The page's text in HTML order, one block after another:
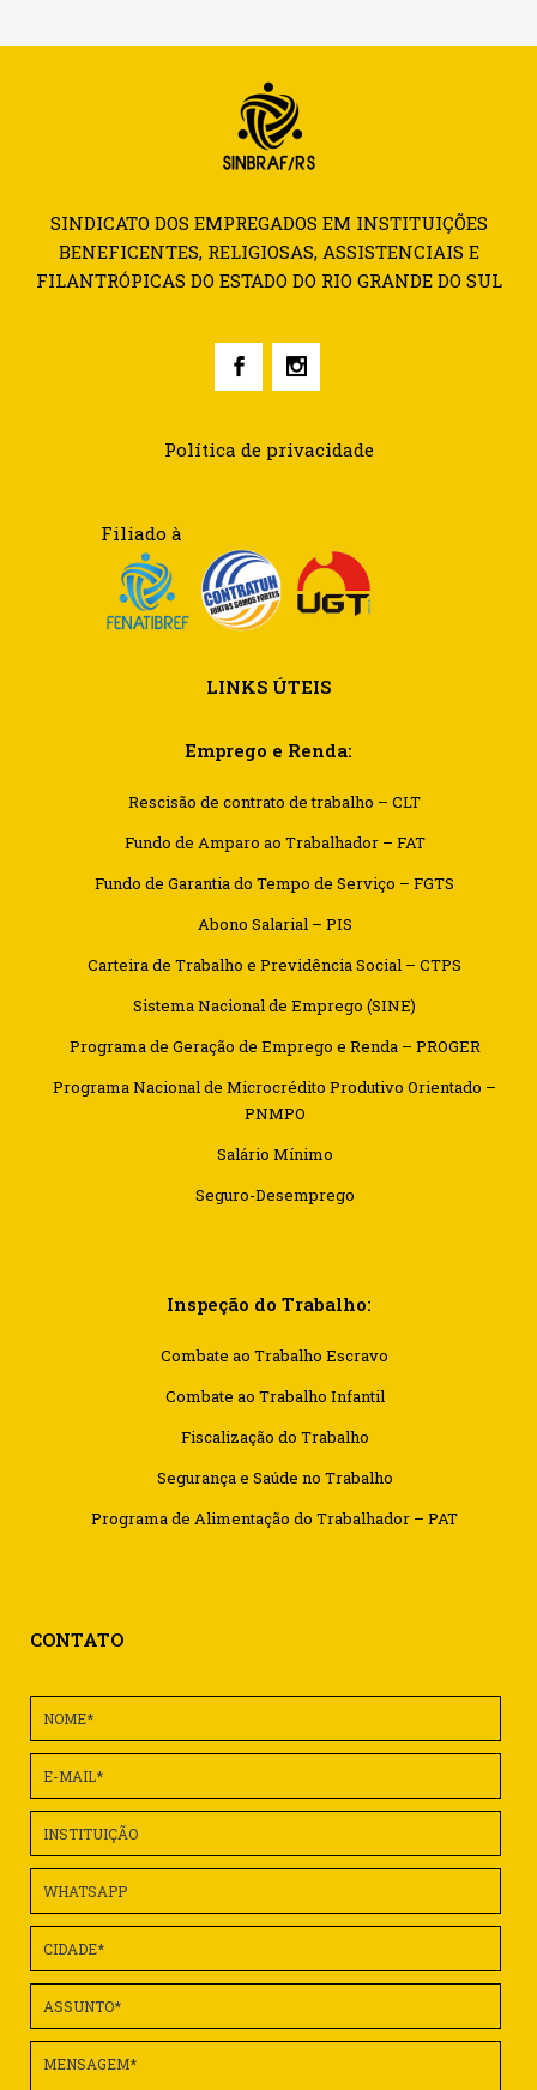
SINDICATO DOS EMPREGADOS EM INSTITUIÇÕES
BENEFICENTES, RELIGIOSAS, ASSISTENCIAIS E
FILANTRÓPICAS DO ESTADO DO RIO GRANDE DO SUL
Política de privacidade
Filiado à
LINKS ÚTEIS
Emprego e Renda:
Rescisão de contrato de trabalho – CLT
Fundo de Amparo ao Trabalhador – FAT
Fundo de Garantia do Tempo de Serviço – FGTS
Abono Salarial – PIS
Carteira de Trabalho e Previdência Social – CTPS
Sistema Nacional de Emprego (SINE)
Programa de Geração de Emprego e Renda – PROGER
Programa Nacional de Microcrédito Produtivo Orientado –
PNMPO
Salário Mínimo
Seguro-Desemprego
Inspeção do Trabalho:
Combate ao Trabalho Escravo
Combate ao Trabalho Infantil
Fiscalização do Trabalho
Segurança e Saúde no Trabalho
Programa de Alimentação do Trabalhador – PAT
CONTATO